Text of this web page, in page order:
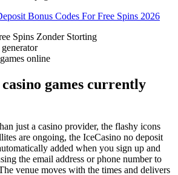
Bonus Codes For Free Spins 2026
Spins Zonder Storting
online
games currently
just a casino provider, the flashy icons
are ongoing, the IceCasino no deposit
added when you sign up and
the email address or phone number to
venue moves with the times and delivers